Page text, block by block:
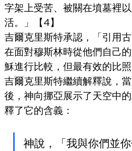
字架上受苦、被關在墳墓裡
活。」【4】
吉爾克里斯特承認，「引用
在面對穆斯林時從他們自己
穌進行比較，但最有效的比照
吉爾克里斯特繼續解釋說，
後，神向挪亞展示了天空中
釋了它的含義：
神說，「我與你們並